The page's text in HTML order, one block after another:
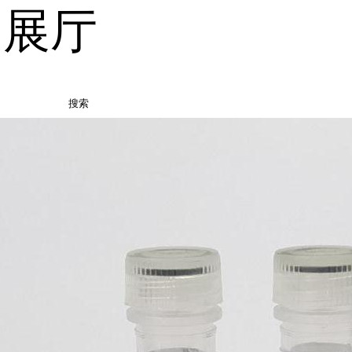
厅
搜索